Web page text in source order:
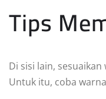
Tips
Di sisi lain,
Untuk itu, coba